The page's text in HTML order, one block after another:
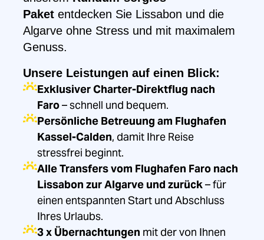
Paket entdecken Sie Lissabon und die
Algarve ohne Stress und mit maximalem
Genuss.
Unsere Leistungen auf einen Blick:
Exklusiver Charter-Direktflug nach
Faro– schnell und bequem.
Persönliche Betreuung am Flughafen
Kassel-Calden, damit Ihre Reise
stressfrei beginnt.
Alle Transfers vom Flughafen Faro nach
Lissabon zur Algarve und zurück– für
einen entspannten Start und Abschluss
Ihres Urlaubs.
3 x Übernachtungen mit der von Ihnen